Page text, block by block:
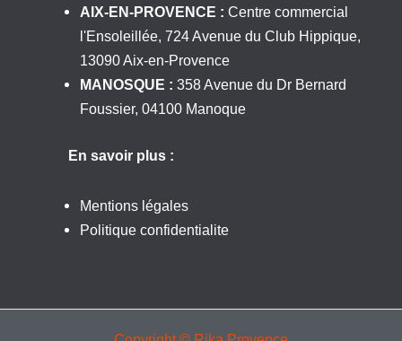
AIX-EN-PROVENCE : Centre commercial
l'Ensoleillée, 724 Avenue du Club Hippique,
13090 Aix-en-Provence
MANOSQUE : 358 Avenue du Dr Bernard
Foussier, 04100 Manoque
En savoir plus :
Mentions légales
Politique confidentialite